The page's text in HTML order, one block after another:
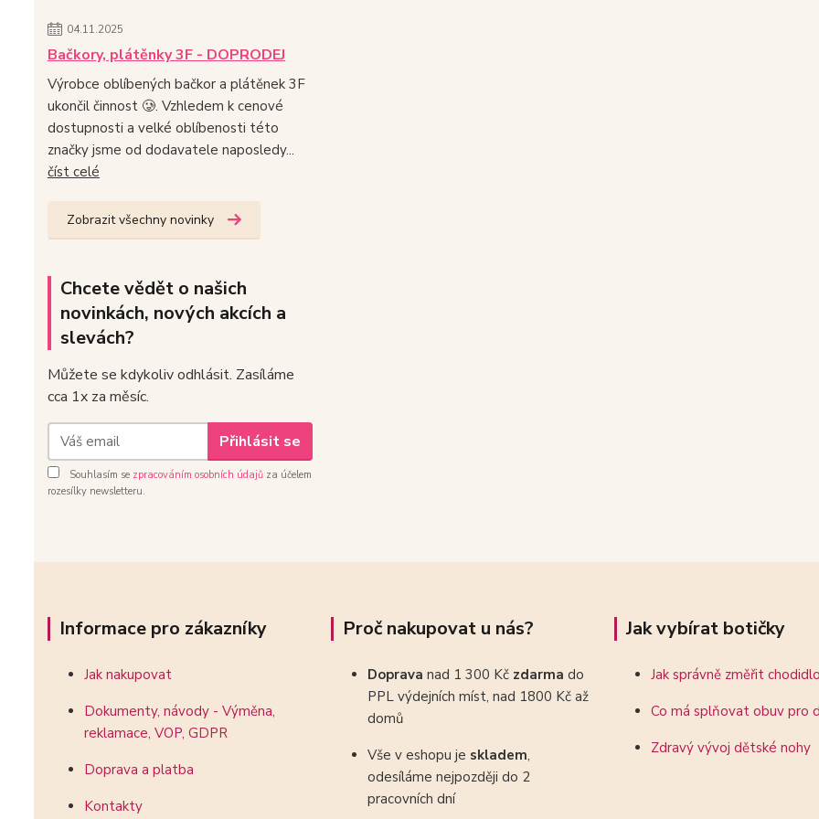
04.11.2025
Bačkory, plátěnky 3F - DOPRODEJ
Výrobce oblíbených bačkor a plátěnek 3F
ukončil činnost 🥲. Vzhledem k cenové
dostupnosti a velké oblíbenosti této
značky jsme od dodavatele naposledy...
číst celé
Zobrazit všechny novinky
Chcete vědět o našich
novinkách, nových akcích a
slevách?
Můžete se kdykoliv odhlásit. Zasíláme
cca 1x za měsíc.
Přihlásit se
Souhlasím se zpracováním osobních údajů za účelem
rozesílky newsletteru.
Informace pro zákazníky
Jak nakupovat
Dokumenty, návody - Výměna,
reklamace, VOP, GDPR
Doprava a platba
Kontakty
Proč nakupovat u nás?
Doprava nad 1 300 Kč zdarma do
PPL výdejních míst, nad 1800 Kč až
domů
Vše v eshopu je skladem,
odesíláme nejpozději do 2
pracovních dní
Jak vybírat botičky
Jak správně změřit
Co má splňovat obuv pro
Zdravý vývoj dětské nohy